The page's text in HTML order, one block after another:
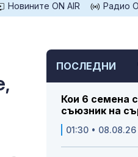
Новините ON AIR Радио
ПОСЛЕДНИ
Кои 6 семена
съюзник на
01:30 • 08.08.26